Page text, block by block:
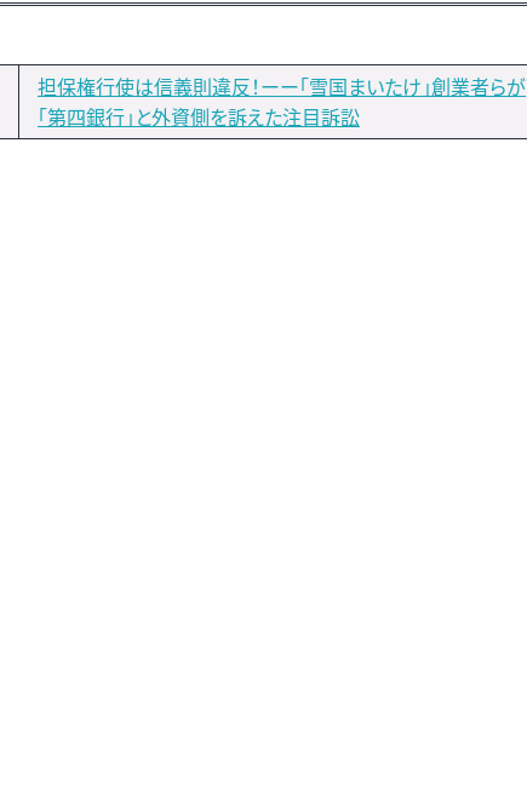
担保権行使は信義則違反！ーー「雪国まいたけ」創業者らが
「第四銀行」と外資側を訴えた注目訴訟